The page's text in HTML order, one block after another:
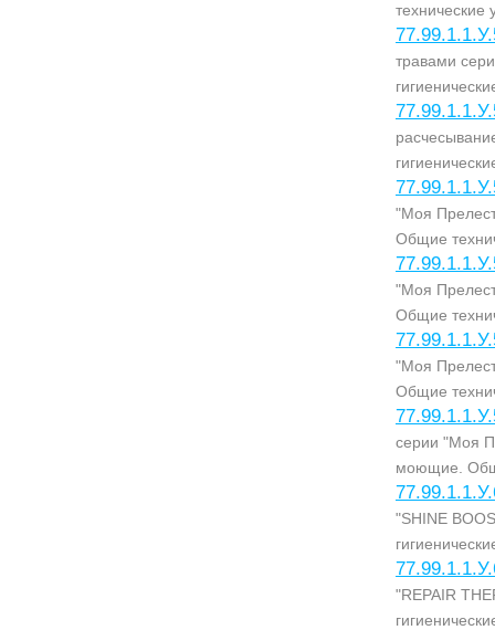
технические
травами
"Моя
Общие
"Моя
Общие
"Моя
Общие
серии "Моя
моющие.
"SHINE
"REPAIR